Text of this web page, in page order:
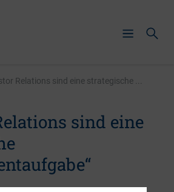
Relations sind eine strategische ...
sind eine